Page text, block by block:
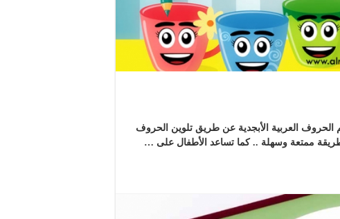
الحروف العربية الأبجدية عن طريق تلوين الحروف
ممتعة وسهلة .. كما تساعد الأطفال على …